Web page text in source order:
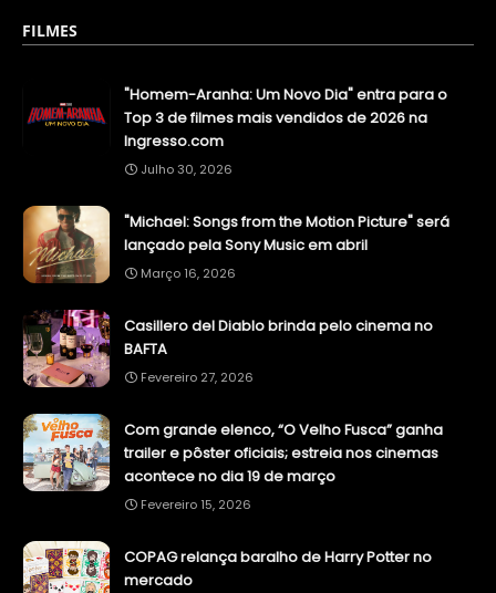
FILMES
"Homem-Aranha: Um Novo Dia" entra para o
Top 3 de filmes mais vendidos de 2026 na
Ingresso.com
Julho 30, 2026
"Michael: Songs from the Motion Picture" será
lançado pela Sony Music em abril
Março 16, 2026
Casillero del Diablo brinda pelo cinema no
BAFTA
Fevereiro 27, 2026
Com grande elenco, “O Velho Fusca” ganha
trailer e pôster oficiais; estreia nos cinemas
acontece no dia 19 de março
Fevereiro 15, 2026
COPAG relança baralho de Harry Potter no
mercado